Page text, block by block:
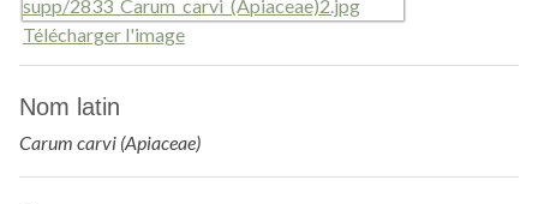
Télécharger l'image
Nom latin
Carum carvi (Apiaceae)